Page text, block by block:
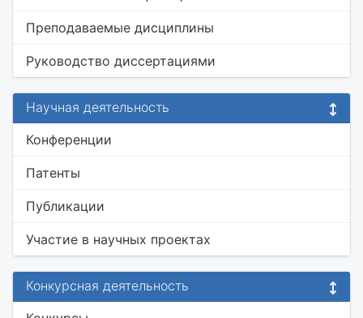
Преподаваемые дисциплины
Руководство диссертациями
Научная деятельность
Конференции
Патенты
Публикации
Участие в научных проектах
Конкурсная деятельность